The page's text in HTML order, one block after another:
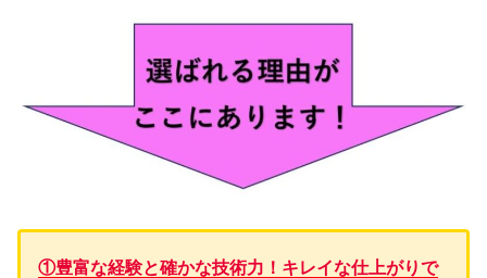
①豊富な経験と確かな技術力！キレイな仕上がりで